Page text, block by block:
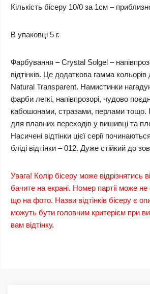
Кількість бісеру 10/0 за 1см –
В упаковці 5 г.
Фарбування – Crystal Solgel –
відтінків. Це додаткова гамма кольорів
Natural Transparent. Намистинки
фарби легкі, напівпрозорі, чудово
кабошонами, стразами, перлами тощо.
для плавних переходів у вишивці та
Насичені відтінки цієї серії
бліді відтінки – 012. Дуже стійкий до
Увага! Колір бісеру може відрізнятись
бачите на екрані. Номер партії може не
що на фото. Назви відтінків бісеру є
можуть бути головним критерієм при
вам відтінку.